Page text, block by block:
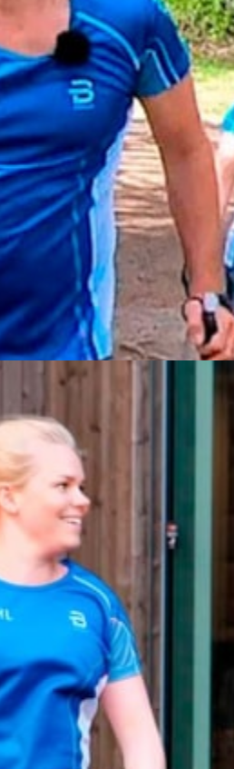
ukers treningsprogram, et
hver uke. Programmet har
takt med at du blir i bedre fysisk